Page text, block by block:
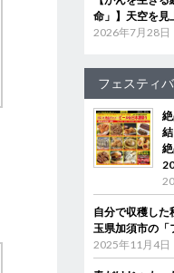
命」】天空を見
2026年7月28日
フェスティ
自分で収穫し
玉県加須市の「
2025年11月4日